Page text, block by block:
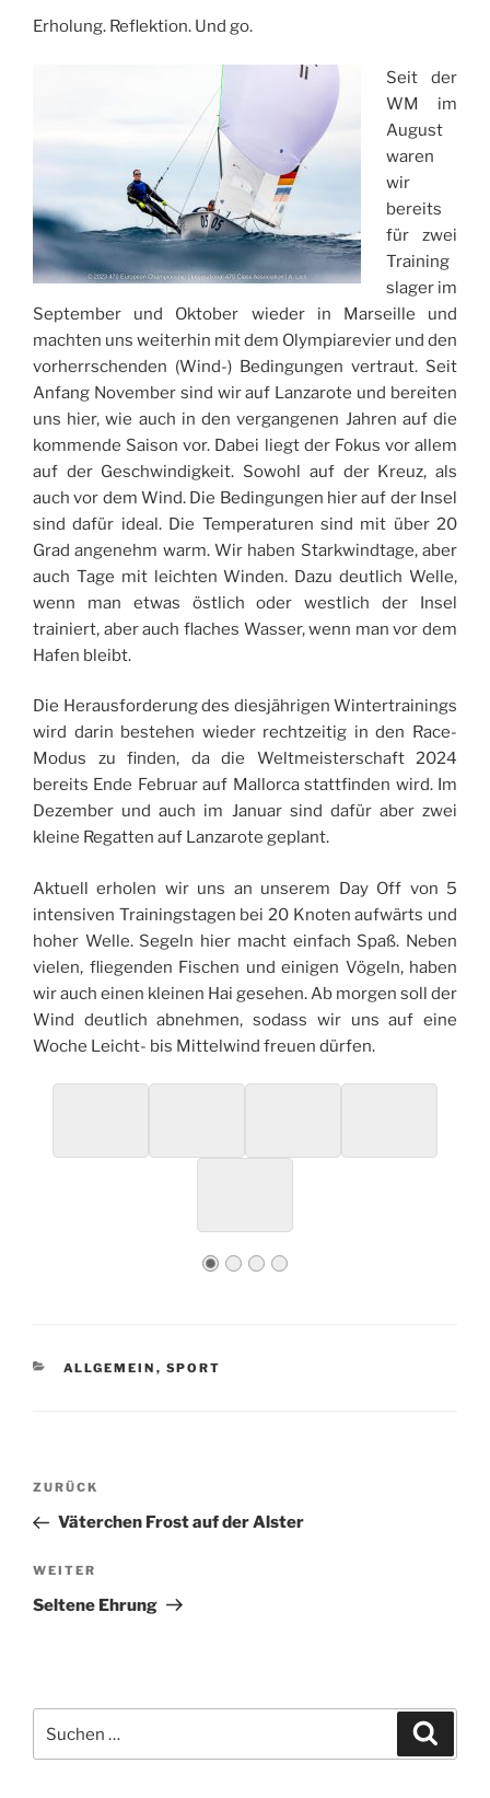
Erholung. Reflektion. Und go.
Seit der
WM im
August
waren
wir
bereits
für zwei
Training
slager im
September und Oktober wieder in Marseille und
machten uns weiterhin mit dem Olympiarevier und den
vorherrschenden (Wind-) Bedingungen vertraut. Seit
Anfang November sind wir auf Lanzarote und bereiten
uns hier, wie auch in den vergangenen Jahren auf die
kommende Saison vor. Dabei liegt der Fokus vor allem
auf der Geschwindigkeit. Sowohl auf der Kreuz, als
auch vor dem Wind. Die Bedingungen hier auf der Insel
sind dafür ideal. Die Temperaturen sind mit über 20
Grad angenehm warm. Wir haben Starkwindtage, aber
auch Tage mit leichten Winden. Dazu deutlich Welle,
wenn man etwas östlich oder westlich der Insel
trainiert, aber auch flaches Wasser, wenn man vor dem
Hafen bleibt.
Die Herausforderung des diesjährigen Wintertrainings
wird darin bestehen wieder rechtzeitig in den Race-
Modus zu finden, da die Weltmeisterschaft 2024
bereits Ende Februar auf Mallorca stattfinden wird. Im
Dezember und auch im Januar sind dafür aber zwei
kleine Regatten auf Lanzarote geplant.
Aktuell erholen wir uns an unserem Day Off von 5
intensiven Trainingstagen bei 20 Knoten aufwärts und
hoher Welle. Segeln hier macht einfach Spaß. Neben
vielen, fliegenden Fischen und einigen Vögeln, haben
wir auch einen kleinen Hai gesehen. Ab morgen soll der
Wind deutlich abnehmen, sodass wir uns auf eine
Woche Leicht- bis Mittelwind freuen dürfen.
KATEGORIEN
ALLGEMEIN , SPORT
Beitragsnavigation
Vorheriger
Beitrag
ZURÜCK
Väterchen Frost auf der Alster
Nächster
Beitrag
WEITER
Seltene Ehrung
nach: